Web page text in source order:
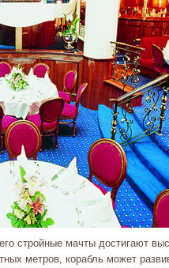
стройные мачты достигают
метров, корабль может